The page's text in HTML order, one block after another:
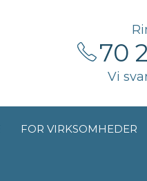
70
Vi
FOR VIRKSOMHEDER